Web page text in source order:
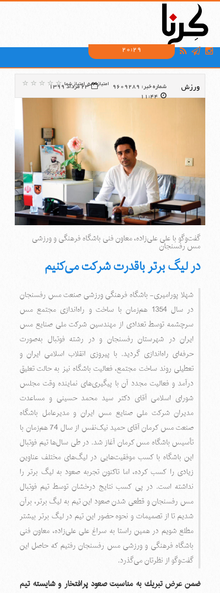
20:29
ورزش شماره خبر: 9609289
23 مرداد 1399
11:44
امتیاز:5/4 امتیاز شما
گفت‌و‌گو با علی علی‌زاده، معاون فنی باشگاه فرهنگی و ورزشی
مس رفسنجان
در لیگ برتر باقدرت شرکت می‌کنیم
شهلا پورامیری- باشگاه فرهنگی ورزشی صنعت مس رفسنجان
در سال 1354 هم‌زمان با ساخت و راه‌اندازی مجتمع مس
سرچشمه توسط تعدادی از مهندسین شرکت ملی صنایع مس
ایران در شهرستان رفسنجان و در رشته فوتبال به‌صورت
حرفه‌ای راه‌اندازی گردید. با پیروزی انقلاب اسلامی ایران و
تعطیلی روند ساخت مجتمع، فعالیت باشگاه نیز به حالت تعلیق
درآمد و فعالیت مجدد آن با پیگیری‌های نماینده وقت مجلس
شورای اسلامی آقای دکتر سید محمد حسینی و مساعدت
مدیران شرکت ملی صنایع مس ایران و مدیرعامل باشگاه
صنعت مس کرمان آقای حمید نیک‌نفس از سال 74 هم‌زمان با
تأسیس باشگاه مس کرمان آغاز شد. در طی سال‌ها تیم فوتبال
این باشگاه با کسب موفقیت‌هایی در لیگ‌های مختلف عناوین
زیادی را كسب كرده، اما تاکنون تجربه صعود به لیگ برتر را
نداشته است. در پی كسب نتایج درخشان توسط تیم فوتبال
مس رفسنجان و قطعی شدن صعود این تیم به لیگ برتر، برآن
شدیم تا از تصمیمات و نحوه حضور این تیم در لیگ برتر بیشتر
مطلع شویم در همین راستا به سراغ علی علی‌زاده، معاون فنی
باشگاه فرهنگی و ورزشی مس رفسنجان رفتیم كه حاصل این
گفت‌وگو از نظرتان می‌گذرد.
ضمن عرض تبریك به مناسبت صعود پرافتخار و شایسته تیم